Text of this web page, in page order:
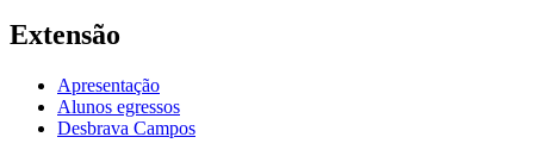
Extensão
Apresentação
Alunos egressos
Desbrava Campos